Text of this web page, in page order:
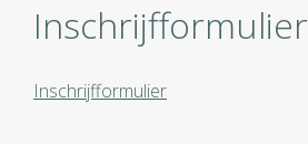
Inschrijfformulier
Inschrijfformulier